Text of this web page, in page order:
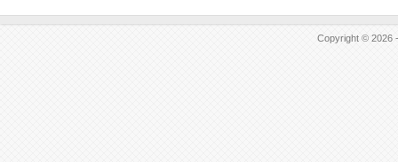
Copyright © 2026